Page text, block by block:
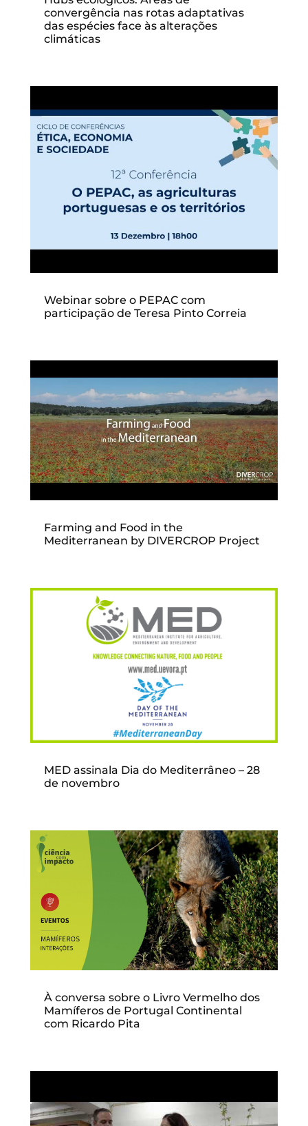
convergência nas rotas adaptativas
das espécies face às alterações
climáticas
Webinar sobre o PEPAC com
participação de Teresa Pinto Correia
Farming and Food in the
Mediterranean by DIVERCROP Project
MED assinala Dia do Mediterrâneo – 28
de novembro
À conversa sobre o Livro Vermelho dos
Mamíferos de Portugal Continental
com Ricardo Pita